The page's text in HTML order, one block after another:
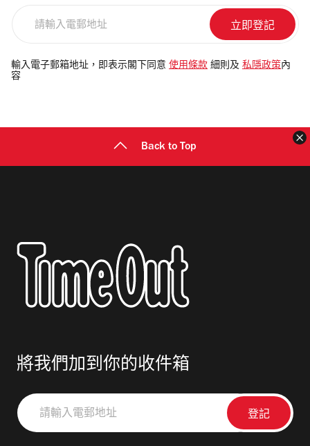
電
郵
輸入電子郵箱地址，即表示閣下同意 使用條款 細則及 私隱政策 內
容
Back to Top
將我們加到你的收件箱
請
輸